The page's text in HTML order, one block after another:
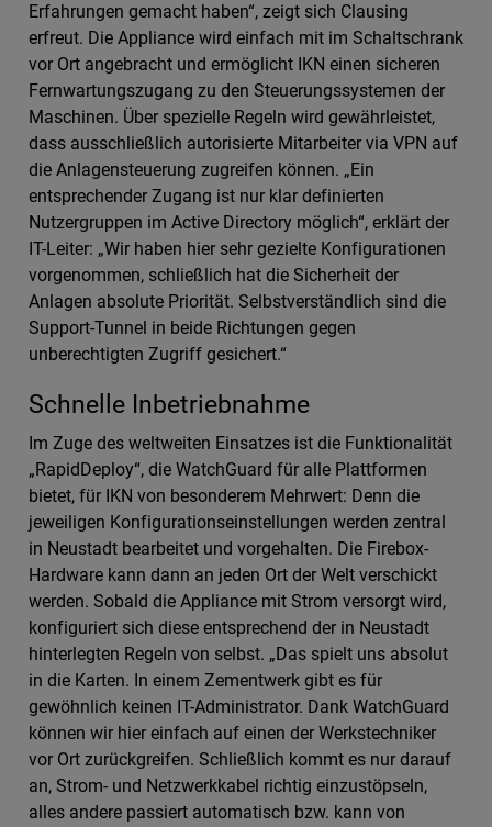
Erfahrungen gemacht haben“, zeigt sich Clausing
erfreut. Die Appliance wird einfach mit im Schaltschrank
vor Ort angebracht und ermöglicht IKN einen sicheren
Fernwartungszugang zu den Steuerungssystemen der
Maschinen. Über spezielle Regeln wird gewährleistet,
dass ausschließlich autorisierte Mitarbeiter via VPN auf
die Anlagensteuerung zugreifen können. „Ein
entsprechender Zugang ist nur klar definierten
Nutzergruppen im Active Directory möglich“, erklärt der
IT-Leiter: „Wir haben hier sehr gezielte Konfigurationen
vorgenommen, schließlich hat die Sicherheit der
Anlagen absolute Priorität. Selbstverständlich sind die
Support-Tunnel in beide Richtungen gegen
unberechtigten Zugriff gesichert.“
Schnelle Inbetriebnahme
Im Zuge des weltweiten Einsatzes ist die Funktionalität
„RapidDeploy“, die WatchGuard für alle Plattformen
bietet, für IKN von besonderem Mehrwert: Denn die
jeweiligen Konfigurationseinstellungen werden zentral
in Neustadt bearbeitet und vorgehalten. Die Firebox-
Hardware kann dann an jeden Ort der Welt verschickt
werden. Sobald die Appliance mit Strom versorgt wird,
konfiguriert sich diese entsprechend der in Neustadt
hinterlegten Regeln von selbst. „Das spielt uns absolut
in die Karten. In einem Zementwerk gibt es für
gewöhnlich keinen IT-Administrator. Dank WatchGuard
können wir hier einfach auf einen der Werkstechniker
vor Ort zurückgreifen. Schließlich kommt es nur darauf
an, Strom- und Netzwerkkabel richtig einzustöpseln,
alles andere passiert automatisch bzw. kann von